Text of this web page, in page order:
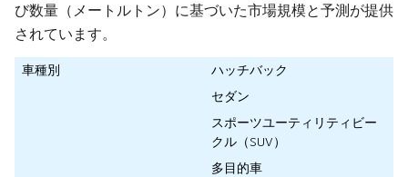
び数量（メートルトン）に基づいた市場規模と予測が提供
されています。
車種別
ハッチバック
セダン
スポーツユーティリティビー
クル（SUV）
多目的車